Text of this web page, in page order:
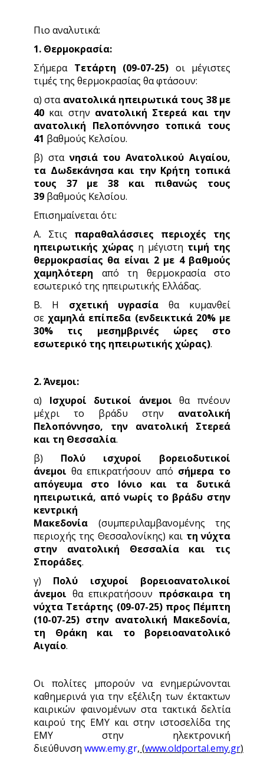
Πιο αναλυτικά:
1. Θερμοκρασία:
Σήμερα Τετάρτη (09-07-25) οι μέγιστες
τιμές της θερμοκρασίας θα φτάσουν:
α) στα ανατολικά ηπειρωτικά τους 38 με
40 και στην ανατολική Στερεά και την
ανατολική Πελοπόννησο τοπικά τους
41 βαθμούς Κελσίου.
β) στανησιά του Ανατολικού Αιγαίου,
τα Δωδεκάνησα και την Κρήτη τοπικά
τους 37 με 38 και πιθανώς τους
39 βαθμούς Κελσίου.
Επισημαίνεται ότι:
Α. Στις παραθαλάσσιες περιοχές της
ηπειρωτικής χώρας η μέγιστη τιμή της
θερμοκρασίας θα είναι 2 με 4 βαθμούς
χαμηλότερη από τη θερμοκρασία στο
εσωτερικό της ηπειρωτικής Ελλάδας.
Β. Η σχετική υγρασία θα κυμανθεί
σε χαμηλά επίπεδα (ενδεικτικά 20% με
30% τις μεσημβρινές ώρες στο
εσωτερικό της ηπειρωτικής χώρας).
2. Άνεμοι:
α) Ισχυροί δυτικοί άνεμοι θα πνέουν
μέχρι το βράδυ στην ανατολική
Πελοπόννησο, την ανατολική Στερεά
και τη Θεσσαλία.
β) Πολύ ισχυροί βορειοδυτικοί
άνεμοι θα επικρατήσουν από σήμερα το
απόγευμα στο Ιόνιο και τα δυτικά
ηπειρωτικά, από νωρίς το βράδυ στην
κεντρική
Μακεδονία (συμπεριλαμβανομένης της
περιοχής της Θεσσαλονίκης) και τη νύχτα
στην ανατολική Θεσσαλία και τις
Σποράδες.
γ) Πολύ ισχυροί βορειοανατολικοί
άνεμοι θα επικρατήσουν πρόσκαιρα τη
νύχτα Τετάρτης (09-07-25) προς Πέμπτη
(10-07-25) στην ανατολική Μακεδονία,
τη Θράκη και το βορειοανατολικό
Αιγαίο.
Οι πολίτες μπορούν να ενημερώνονται
καθημερινά για την εξέλιξη των έκτακτων
καιρικών φαινομένων στα τακτικά δελτία
καιρού της ΕΜΥ και στην ιστοσελίδα της
ΕΜΥ στην ηλεκτρονική
διεύθυνση www.emy.gr, (www.oldportal.emy.gr)